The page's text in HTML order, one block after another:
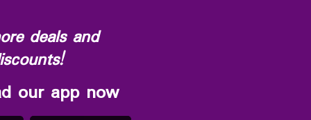
deals and
our app now